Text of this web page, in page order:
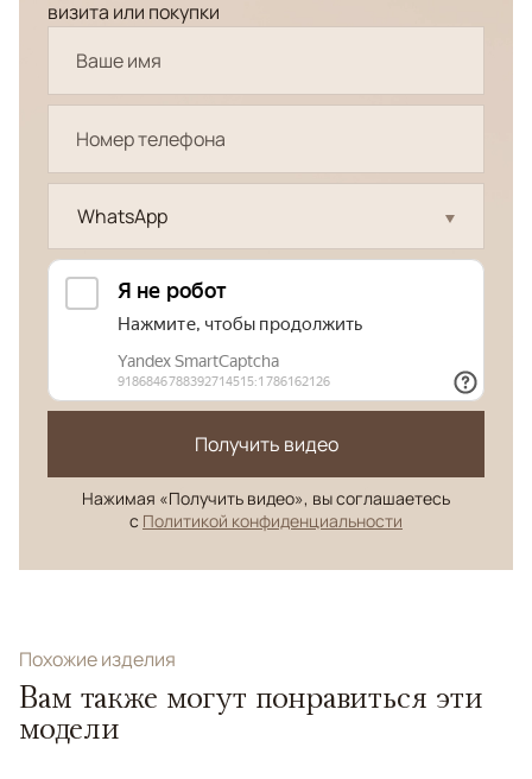
визита или покупки
WhatsApp
Получить видео
Нажимая «Получить видео», вы соглашаетесь
с Политикой конфиденциальности
Похожие изделия
Вам также могут понравиться эти
модели